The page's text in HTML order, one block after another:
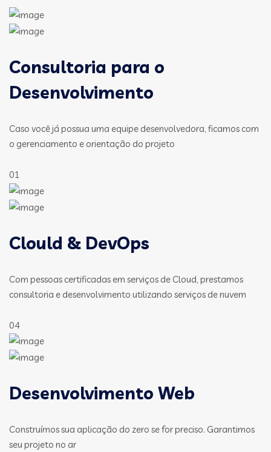
Consultoria para o
Desenvolvimento
Caso você já possua uma equipe desenvolvedora, ficamos com
o gerenciamento e orientação do projeto
01
Clould & DevOps
Com pessoas certificadas em serviços de Cloud, prestamos
consultoria e desenvolvimento utilizando serviços de nuvem
04
Desenvolvimento Web
Construímos sua aplicação do zero se for preciso. Garantimos
seu projeto no ar